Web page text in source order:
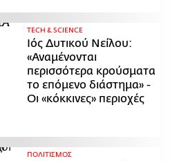
ΤECH & SCIENCE
Ιός Δυτικού Νείλου:
«Αναμένονται
περισσότερα κρούσματα
το επόμενο διάστημα» -
Οι «κόκκινες» περιοχές
ΠΟΛΙΤΙΣΜΟΣ